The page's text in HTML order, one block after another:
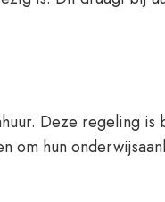
Deze regeling
hun